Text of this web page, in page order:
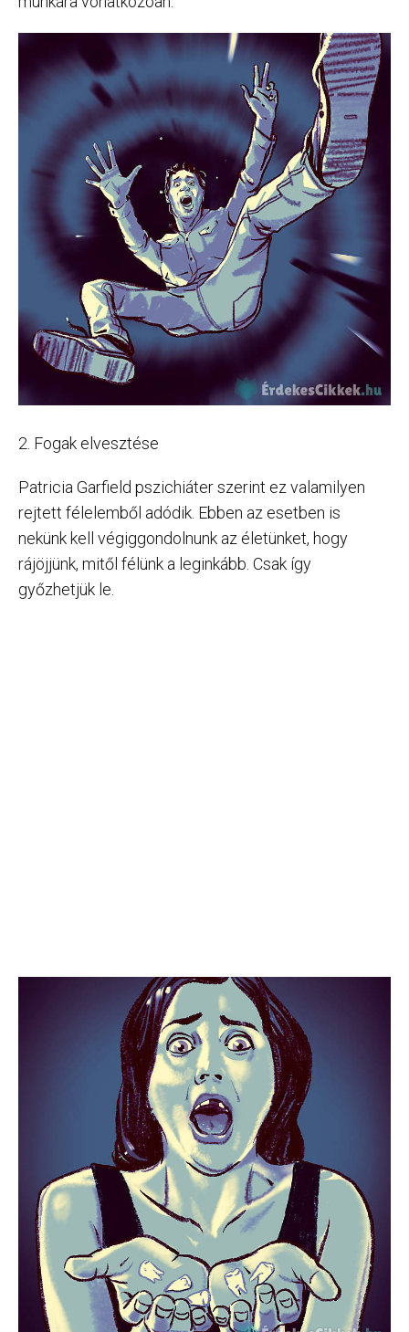
2. Fogak elvesztése
Patricia Garfield pszichiáter szerint ez valamilyen
rejtett félelemből adódik. Ebben az esetben is
nekünk kell végiggondolnunk az életünket, hogy
rájöjjünk, mitől félünk a leginkább. Csak így
győzhetjük le.